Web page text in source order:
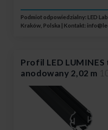
Podmiot odpowiedzialny: LED
Kraków, Polska | Kontakt:
Profil LED
anodowany 2,02 m